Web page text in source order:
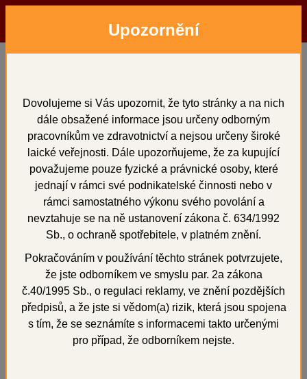
Hledat Přihlásit
SHERACAST 8 x 2,5 kg -
20 kg
Upozornění
Dovolujeme si Vás upozornit, že tyto stránky a na nich
dále obsažené informace jsou určeny odborným
pracovníkům ve zdravotnictví a nejsou určeny široké
laické veřejnosti. Dále upozorňujeme, že za kupující
považujeme pouze fyzické a právnické osoby, které
jednají v rámci své podnikatelské činnosti nebo v
rámci samostatného výkonu svého povolání a
nevztahuje se na ně ustanovení zákona č. 634/1992
Sb., o ochraně spotřebitele, v platném znění.
Pokračováním v používání těchto stránek potvrzujete,
že jste odborníkem ve smyslu par. 2a zákona
č.40/1995 Sb., o regulaci reklamy, ve znění pozdějších
předpisů, a že jste si vědom(a) rizik, která jsou spojena
s tím, že se seznámíte s informacemi takto určenými
pro případ, že odborníkem nejste.